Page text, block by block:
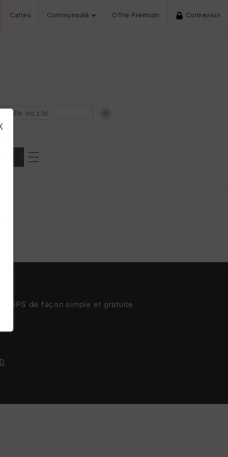
Cartes Communauté Offre Premium Connexion
GPS de façon simple et gratuite